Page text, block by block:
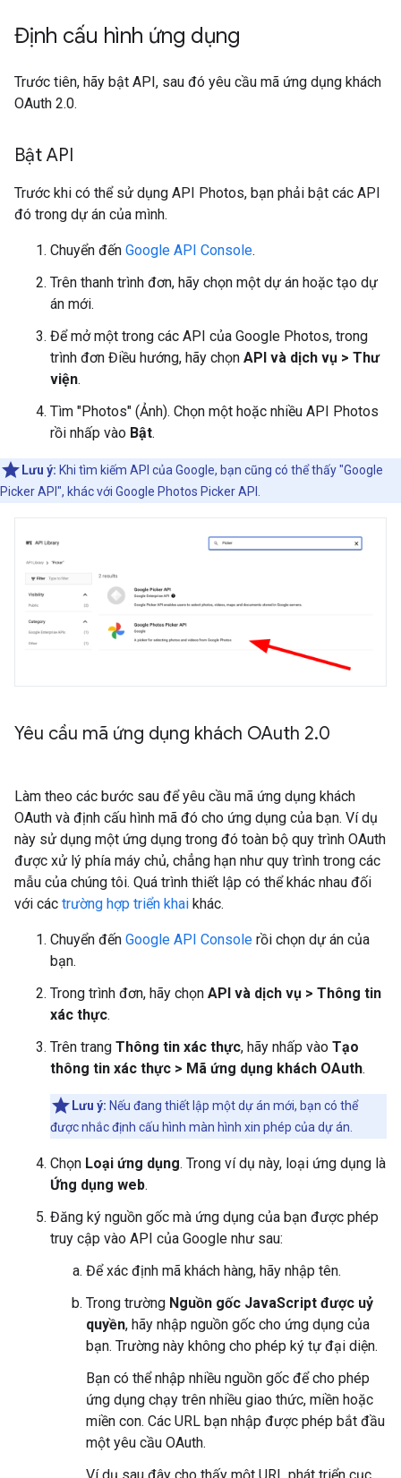
Định cấu hình ứng dụng
Trước tiên, hãy bật API, sau đó yêu cầu mã ứng dụng khách
OAuth 2.0.
Bật API
Trước khi có thể sử dụng API Photos, bạn phải bật các API
đó trong dự án của mình.
Chuyển đến Google API Console.
Trên thanh trình đơn, hãy chọn một dự án hoặc tạo dự
án mới.
Để mở một trong các API của Google Photos, trong
trình đơn Điều hướng, hãy chọn API và dịch vụ > Thư
viện.
Tìm "Photos" (Ảnh). Chọn một hoặc nhiều API Photos
rồi nhấp vào Bật.
Lưu ý: Khi tìm kiếm API của Google, bạn cũng có thể thấy "Google
Picker API", khác với Google Photos Picker API.
Yêu cầu mã ứng dụng khách OAuth 2.0
Làm theo các bước sau để yêu cầu mã ứng dụng khách
OAuth và định cấu hình mã đó cho ứng dụng của bạn. Ví dụ
này sử dụng một ứng dụng trong đó toàn bộ quy trình OAuth
được xử lý phía máy chủ, chẳng hạn như quy trình trong các
mẫu của chúng tôi. Quá trình thiết lập có thể khác nhau đối
với các trường hợp triển khai khác.
Chuyển đến Google API Console rồi chọn dự án của
bạn.
Trong trình đơn, hãy chọn API và dịch vụ > Thông tin
xác thực.
Trên trang Thông tin xác thực, hãy nhấp vào Tạo
thông tin xác thực > Mã ứng dụng khách OAuth.
Lưu ý: Nếu đang thiết lập một dự án mới, bạn có thể
được nhắc định cấu hình màn hình xin phép của dự án.
Chọn Loại ứng dụng. Trong ví dụ này, loại ứng dụng là
Ứng dụng web.
Đăng ký nguồn gốc mà ứng dụng của bạn được phép
truy cập vào API của Google như sau:
Để xác định mã khách hàng, hãy nhập tên.
Trong trường Nguồn gốc JavaScript được uỷ
quyền, hãy nhập nguồn gốc cho ứng dụng của
bạn. Trường này không cho phép ký tự đại diện.
Bạn có thể nhập nhiều nguồn gốc để cho phép
ứng dụng chạy trên nhiều giao thức, miền hoặc
miền con. Các URL bạn nhập được phép bắt đầu
một yêu cầu OAuth.